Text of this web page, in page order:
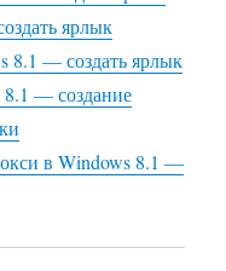
ярлык
8.1 — создать ярлык
8.1 — создание
в Windows 8.1 —